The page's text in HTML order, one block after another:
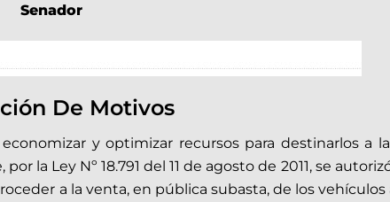
Senador
De Motivos
y optimizar recursos para destinarlos a
la Ley Nº 18.791 del 11 de agosto de 2011, se
a la venta, en pública subasta, de los